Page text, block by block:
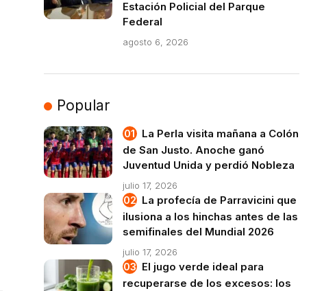
Estación Policial del Parque
Federal
agosto 6, 2026
Popular
La Perla visita mañana a Colón
de San Justo. Anoche ganó
Juventud Unida y perdió Nobleza
julio 17, 2026
La profecía de Parravicini que
ilusiona a los hinchas antes de las
semifinales del Mundial 2026
julio 17, 2026
El jugo verde ideal para
recuperarse de los excesos: los